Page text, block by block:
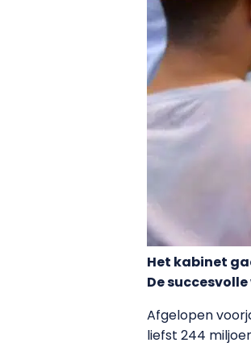
Het kabinet
De
Afgelopen
liefst 244